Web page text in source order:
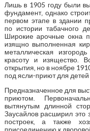
Лишь в 1905 году были
фундамент, однако
первом этапе в здании
по истории табачного
Широкие арочные окна
изящно выполненная
металлическая
красоту и изящество.
открытия, но в ноябре
под ясли-приют для детей
Предназначенное для
приютом.
вытянутым длинной
Заусайлов расширил это
построек, а также
присоединению к